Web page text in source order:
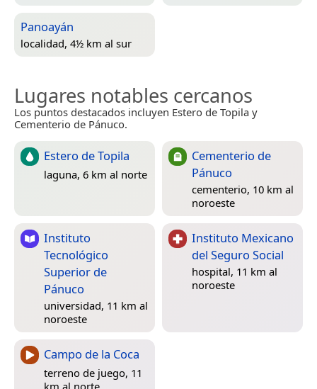
Panoayán
localidad, 4½ km al sur
Lugares notables cercanos
Los puntos destacados incluyen Estero de Topila y
Cementerio de Pánuco.
Estero de Topila
laguna, 6 km al norte
Cementerio de
Pánuco
cementerio, 10 km al
noroeste
Instituto
Tecnológico
Superior de
Pánuco
universidad, 11 km al
noroeste
Instituto Mexicano
del Seguro Social
hospital, 11 km al
noroeste
Campo de la Coca
terreno de juego, 11
km al norte